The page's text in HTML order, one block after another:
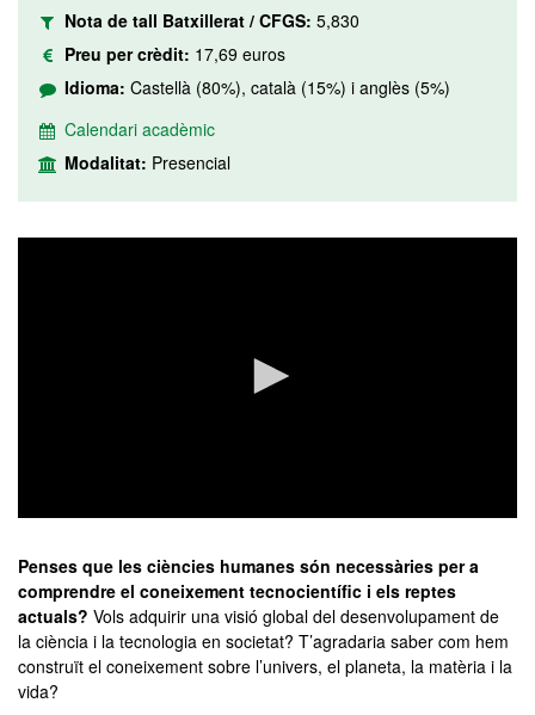
Nota de tall Batxillerat / CFGS: 5,830
Preu per crèdit: 17,69 euros
Idioma: Castellà (80%), català (15%) i anglès (5%)
Calendari acadèmic
Modalitat: Presencial
of
seconds
Penses que les ciències humanes són necessàries per a
comprendre el coneixement tecnocientífic i els reptes
actuals? Vols adquirir una visió global del desenvolupament de
la ciència i la tecnologia en societat? T’agradaria saber com hem
construït el coneixement sobre l’univers, el planeta, la matèria i la
vida?